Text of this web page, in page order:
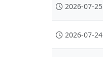
2026-07-25
2026-07-24